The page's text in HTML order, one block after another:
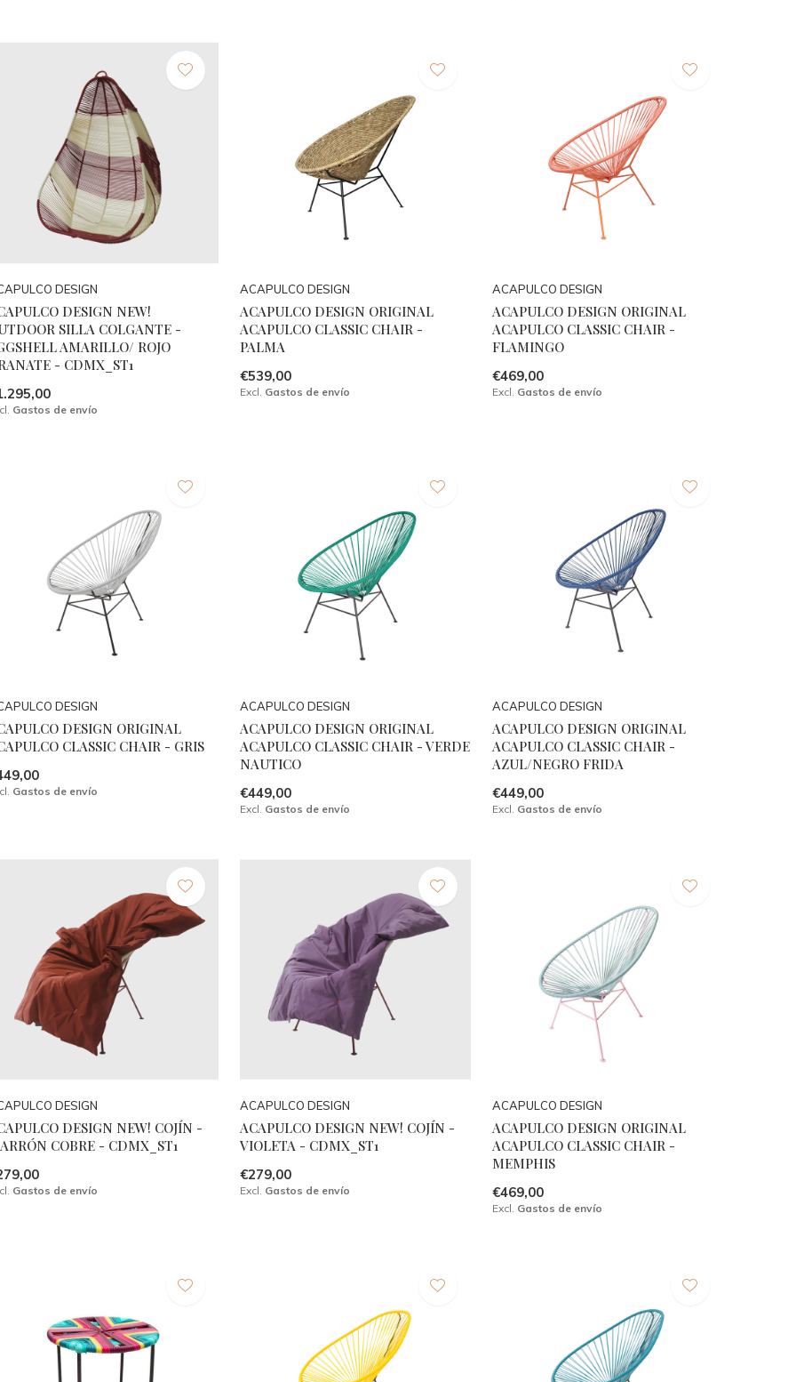
DESIGN
DESIGN NEW!
SILLA COLGANTE -
AMARILLO/ ROJO
- CDMX_ST1
Gastos de envío
ACAPULCO DESIGN
ACAPULCO DESIGN ORIGINAL
ACAPULCO CLASSIC CHAIR -
PALMA
€539,00
Excl. Gastos de envío
ACAPULCO DESIGN
ACAPULCO DESIGN ORIGINAL
ACAPULCO CLASSIC CHAIR -
FLAMINGO
€469,00
Excl. Gastos de envío
DESIGN
DESIGN ORIGINAL
CLASSIC CHAIR - GRIS
Gastos de envío
ACAPULCO DESIGN
ACAPULCO DESIGN ORIGINAL
ACAPULCO CLASSIC CHAIR - VERDE
NAUTICO
€449,00
Excl. Gastos de envío
ACAPULCO DESIGN
ACAPULCO DESIGN ORIGINAL
ACAPULCO CLASSIC CHAIR -
AZUL/NEGRO FRIDA
€449,00
Excl. Gastos de envío
DESIGN
DESIGN NEW! COJÍN -
COBRE - CDMX_ST1
Gastos de envío
ACAPULCO DESIGN
ACAPULCO DESIGN NEW! COJÍN -
VIOLETA - CDMX_ST1
€279,00
Excl. Gastos de envío
ACAPULCO DESIGN
ACAPULCO DESIGN ORIGINAL
ACAPULCO CLASSIC CHAIR -
MEMPHIS
€469,00
Excl. Gastos de envío